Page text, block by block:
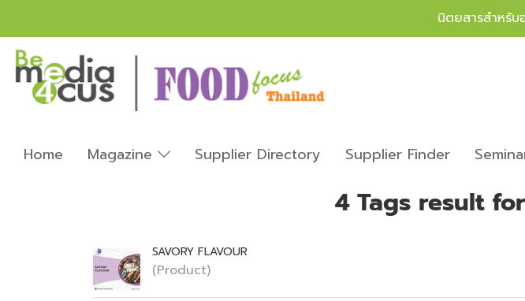
นิตยสารสำหรับ
Home Magazine Supplier Directory Supplier Finder
4 Tags result
SAVORY FLAVOUR
(Product)